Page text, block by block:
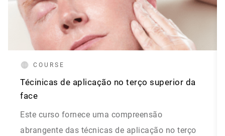
COURSE
Técinicas de aplicação no terço superior da
face
Este curso fornece uma compreensão
abrangente das técnicas de aplicação no terço